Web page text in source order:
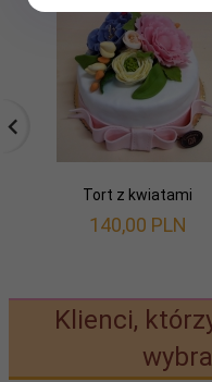
Tort z kwiatami
140,00 PLN
Klienci,